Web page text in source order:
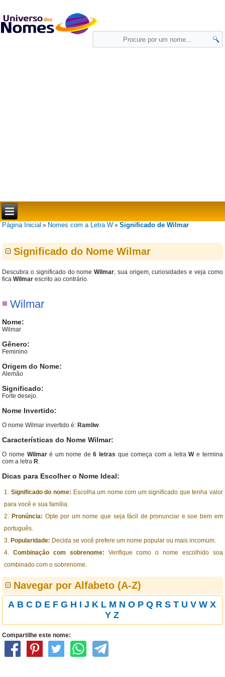
Página Inicial » Nomes com a Letra W »Significado de Wilmar
Significado do Nome Wilmar
Descubra o significado do nomeWilmar, sua origem, curiosidades e veja como
ficaWilmar escrito ao contrário.
Wilmar
Nome:
Wilmar
Gênero:
Feminino
Origem do Nome:
Alemão
Significado:
Forte desejo.
Nome Invertido:
O nome Wilmar invertido é: Ramliw.
Características do Nome Wilmar:
O nome Wilmaré um nome de6 letras que começa com a letraWe termina
com a letra R.
Dicas para Escolher o Nome Ideal:
Significado do nome: Escolha um nome com um significado que tenha valor
para você e sua família.
Pronúncia: Opte por um nome que seja fácil de pronunciar e soe bem em
português.
Popularidade: Decida se você prefere um nome popular ou mais incomum.
Combinação com sobrenome: Verifique como o nome escolhido soa
combinado com o sobrenome.
Navegar por Alfabeto (A-Z)
A B C D E F G H I J K L M N O P Q R S T U V W X
Y Z
Compartilhe este nome: